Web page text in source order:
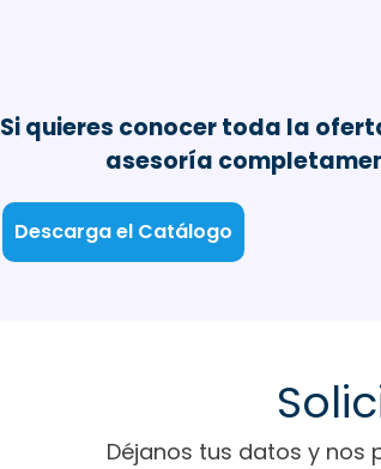
Si quieres conocer toda la
asesoría
Descarga el Catálogo
Déjanos tus datos y nos